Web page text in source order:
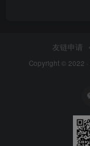
友链申请
Copyright © 2022 ·